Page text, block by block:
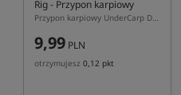
Rig- Przypon karpiowy
Przypon karpiowy UnderCarp D-Rig z fluorocarbonu 25 lb
9,99 PLN
otrzymujesz 0,12 pkt